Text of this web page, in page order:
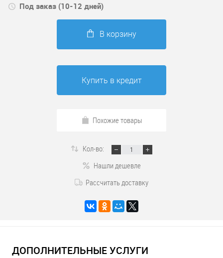
Под заказ (10-12 дней)
В корзину
Купить в кредит
Похожие товары
Кол-во:
Нашли дешевле
Рассчитать доставку
ДОПОЛНИТЕЛЬНЫЕ УСЛУГИ